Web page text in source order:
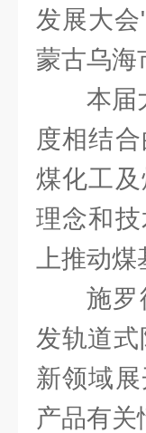
发展大
蒙古乌海
本届
度相结
煤化工
理念和
上推动
施罗
发轨道
新领域
产品有关